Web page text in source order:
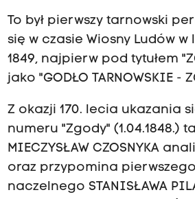
To był pierwszy tarnowski
się w czasie Wiosny Ludów w
1849, najpierw pod tytułem
jako "GODŁO TARNOWSKIE -
Z okazji 170. lecia ukazania
numeru "Zgody" (1.04.1848.)
MIECZYSŁAW CZOSNYKA
oraz przypomina
naczelnego STANISŁAWA